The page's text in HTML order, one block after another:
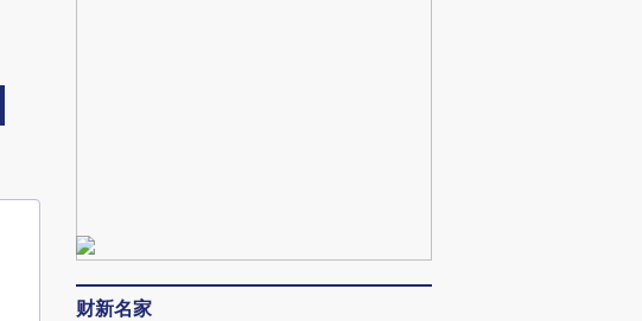
财新名家